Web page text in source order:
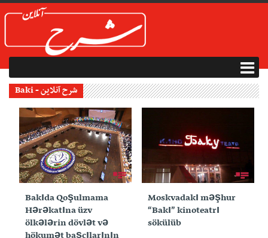
Baki - شرح آنلاین
03 نوامبر 2019
Moskvadakı məşhur
“Bakı” kinoteatrı
sökülüb
25 اکتبر 2019
Bakıda Qoşulmama
Hərəkatına üzv
ölkələrin dövlət və